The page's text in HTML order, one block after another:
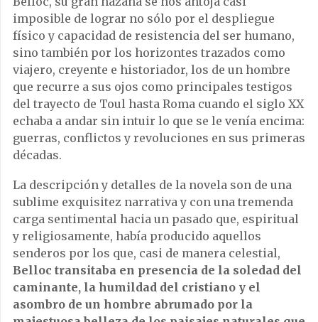
imposible de lograr no sólo por el despliegue
físico y capacidad de resistencia del ser humano,
sino también por los horizontes trazados como
viajero, creyente e historiador, los de un hombre
que recurre a sus ojos como principales testigos
del trayecto de Toul hasta Roma cuando el siglo XX
echaba a andar sin intuir lo que se le venía encima:
guerras, conflictos y revoluciones en sus primeras
décadas.
La descripción y detalles de la novela son de una
sublime exquisitez narrativa y con una tremenda
carga sentimental hacia un pasado que, espiritual
y religiosamente, había producido aquellos
senderos por los que, casi de manera celestial,
Belloc transitaba en presencia de la soledad del
caminante, la humildad del cristiano y el
asombro de un hombre abrumado por la